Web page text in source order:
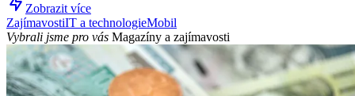
Zobrazit více
ZajímavostiIT a technologieMobil
Vybrali jsme pro vás Magazíny a zajímavosti